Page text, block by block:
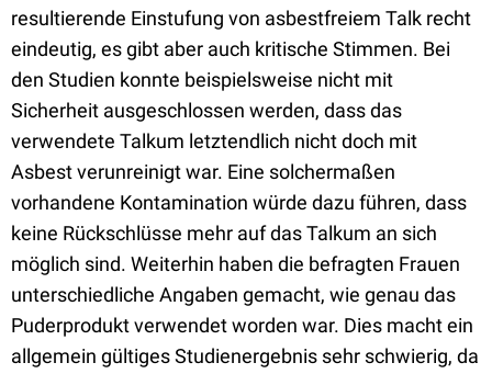
resultierende Einstufung von asbestfreiem Talk recht
eindeutig, es gibt aber auch kritische Stimmen. Bei
den Studien konnte beispielsweise nicht mit
Sicherheit ausgeschlossen werden, dass das
verwendete Talkum letztendlich nicht doch mit
Asbest verunreinigt war. Eine solchermaßen
vorhandene Kontamination würde dazu führen, dass
keine Rückschlüsse mehr auf das Talkum an sich
möglich sind. Weiterhin haben die befragten Frauen
unterschiedliche Angaben gemacht, wie genau das
Puderprodukt verwendet worden war. Dies macht ein
allgemein gültiges Studienergebnis sehr schwierig, da